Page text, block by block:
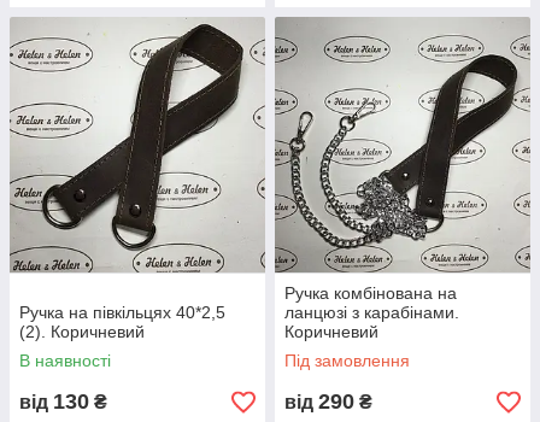
Ручка на півкільцях 40*2,5
(2). Коричневий
В наявності
від 130 ₴
Ручка комбінована на
ланцюзі з карабінами.
Коричневий
Під замовлення
від 290 ₴